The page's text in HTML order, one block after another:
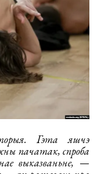
Гэта яшчэ
пачатак, спроба
выказваньне, —